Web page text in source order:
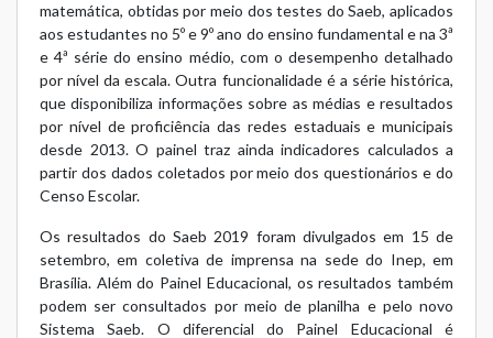
matemática, obtidas por meio dos testes do Saeb, aplicados
aos estudantes no 5º e 9º ano do ensino fundamental e na 3ª
e 4ª série do ensino médio, com o desempenho detalhado
por nível da escala. Outra funcionalidade é a série histórica,
que disponibiliza informações sobre as médias e resultados
por nível de proficiência das redes estaduais e municipais
desde 2013. O painel traz ainda indicadores calculados a
partir dos dados coletados por meio dos questionários e do
Censo Escolar.
Os resultados do Saeb 2019 foram divulgados em 15 de
setembro, em coletiva de imprensa na sede do Inep, em
Brasília. Além do Painel Educacional, os resultados também
podem ser consultados por meio de planilha e pelo novo
Sistema Saeb. O diferencial do Painel Educacional é